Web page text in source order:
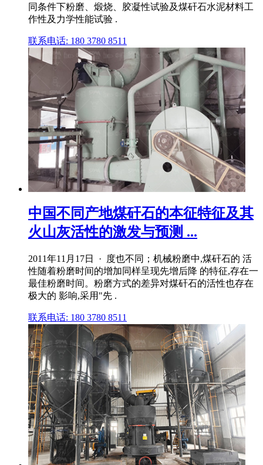
同条件下粉磨、煅烧、胶凝性试验及煤矸石水泥材料工
作性及力学性能试验 .
联系电话: 180 3780 8511
中国不同产地煤矸石的本征特征及其
火山灰活性的激发与预测 ...
2011年11月17日 · 度也不同；机械粉磨中,煤矸石的 活
性随着粉磨时间的增加同样呈现先增后降 的特征,存在一
最佳粉磨时间。粉磨方式的差异对煤矸石的活性也存在
极大的 影响,采用"先 .
联系电话: 180 3780 8511